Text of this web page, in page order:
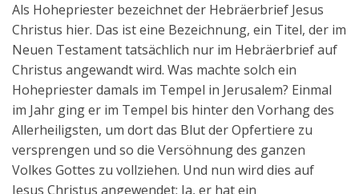
Als Hohepriester bezeichnet der Hebräerbrief Jesus
Christus hier. Das ist eine Bezeichnung, ein Titel, der im
Neuen Testament tatsächlich nur im Hebräerbrief auf
Christus angewandt wird. Was machte solch ein
Hohepriester damals im Tempel in Jerusalem? Einmal
im Jahr ging er im Tempel bis hinter den Vorhang des
Allerheiligsten, um dort das Blut der Opfertiere zu
versprengen und so die Versöhnung des ganzen
Volkes Gottes zu vollziehen. Und nun wird dies auf
Jesus Christus angewendet: Ja, er hat ein